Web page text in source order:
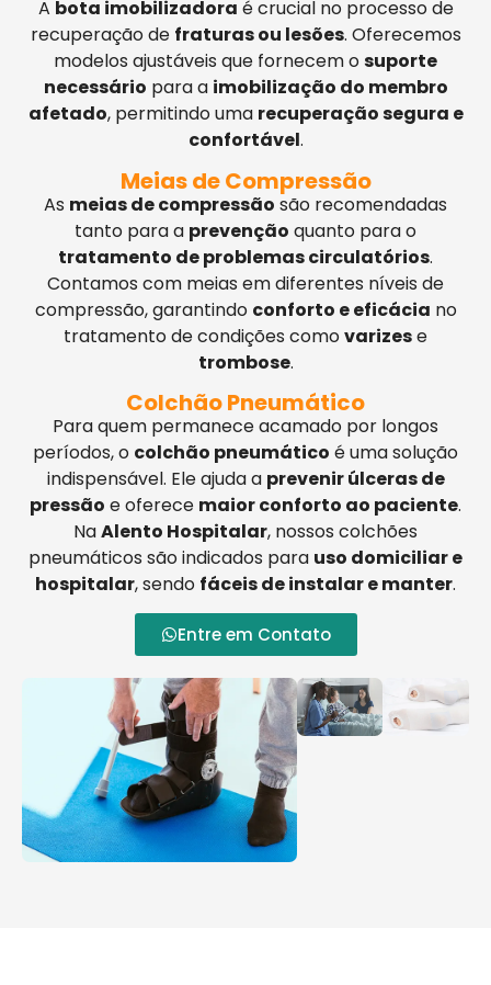
A bota imobilizadora é crucial no processo de
recuperação de fraturas ou lesões. Oferecemos
modelos ajustáveis que fornecem osuporte
necessário para a imobilização do membro
afetado, permitindo uma recuperação segura e
confortável.
Meias de Compressão
As meias de compressão são recomendadas
tanto para a prevenção quanto para o
tratamento de problemas circulatórios.
Contamos com meias em diferentes níveis de
compressão, garantindo conforto e eficácia no
tratamento de condições comovarizese
trombose.
Colchão Pneumático
Para quem permanece acamado por longos
períodos, o colchão pneumático é uma solução
indispensável. Ele ajuda a prevenir úlceras de
pressão e oferece maior conforto ao paciente.
NaAlento Hospitalar, nossos colchões
pneumáticos são indicados para uso domiciliar e
hospitalar, sendo fáceis de instalar e manter.
Entre em Contato